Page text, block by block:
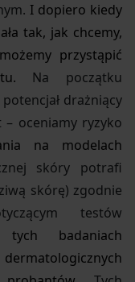
I dopiero kiedy
tak, jak chcemy,
przystąpić
Na początku
drażniący
oceniamy ryzyko
na modelach
skóry potrafi
skórę) zgodnie
testów
badaniach